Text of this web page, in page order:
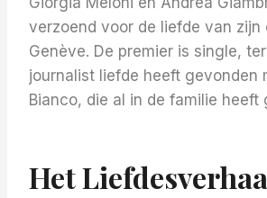
verzoend voor de liefde van zijn
Genève. De premier is single,
journalist liefde heeft gevonden
Bianco, die al in de familie heeft
Het